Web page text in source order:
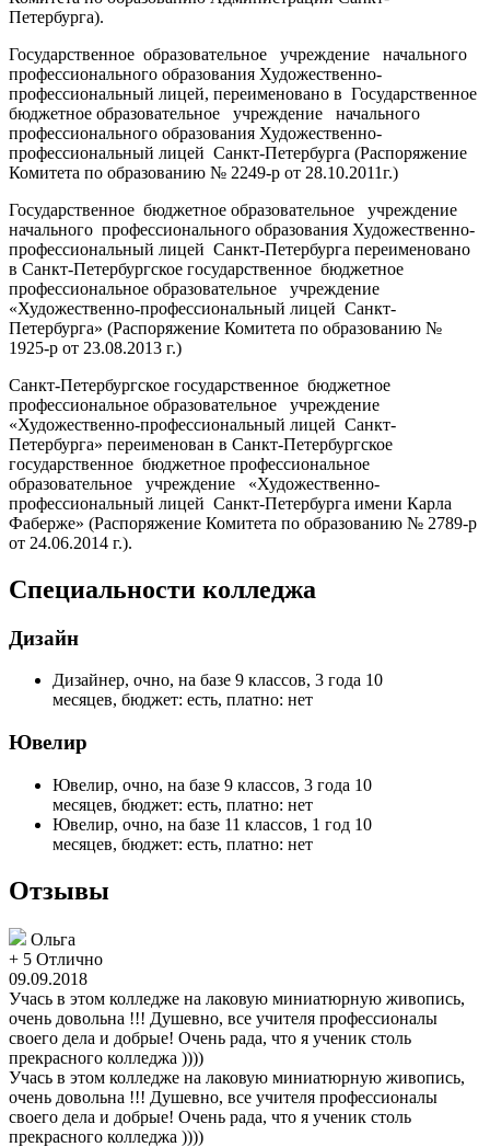
Петербурга).
Государственное образовательное учреждение начального
профессионального образования Художественно-
профессиональный лицей, переименовано в Государственное
бюджетное образовательное учреждение начального
профессионального образования Художественно-
профессиональный лицей Санкт-Петербурга (Распоряжение
Комитета по образованию № 2249-р от 28.10.2011г.)
Государственное бюджетное образовательное учреждение
начального профессионального образования Художественно-
профессиональный лицей Санкт-Петербурга переименовано
в Санкт-Петербургское государственное бюджетное
профессиональное образовательное учреждение
«Художественно-профессиональный лицей Санкт-
Петербурга» (Распоряжение Комитета по образованию №
1925-р от 23.08.2013 г.)
Санкт-Петербургское государственное бюджетное
профессиональное образовательное учреждение
«Художественно-профессиональный лицей Санкт-
Петербурга» переименован в Санкт-Петербургское
государственное бюджетное профессиональное
образовательное учреждение «Художественно-
профессиональный лицей Санкт-Петербурга имени Карла
Фаберже» (Распоряжение Комитета по образованию № 2789-р
от 24.06.2014 г.).
Специальности колледжа
Дизайн
Дизайнер, очно, на базе 9 классов, 3 года 10
месяцев, бюджет: есть, платно: нет
Ювелир
Ювелир, очно, на базе 9 классов, 3 года 10
месяцев, бюджет: есть, платно: нет
Ювелир, очно, на базе 11 классов, 1 год 10
месяцев, бюджет: есть, платно: нет
Отзывы
Ольга
+ 5 Отлично
09.09.2018
Учась в этом колледже на лаковую миниатюрную живопись,
очень довольна !!! Душевно, все учителя профессионалы
своего дела и добрые! Очень рада, что я ученик столь
прекрасного колледжа ))))
Учась в этом колледже на лаковую миниатюрную живопись,
очень довольна !!! Душевно, все учителя профессионалы
своего дела и добрые! Очень рада, что я ученик столь
прекрасного колледжа ))))